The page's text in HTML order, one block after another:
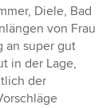
Diele, Bad
von Frau
an super gut
in der Lage,
der